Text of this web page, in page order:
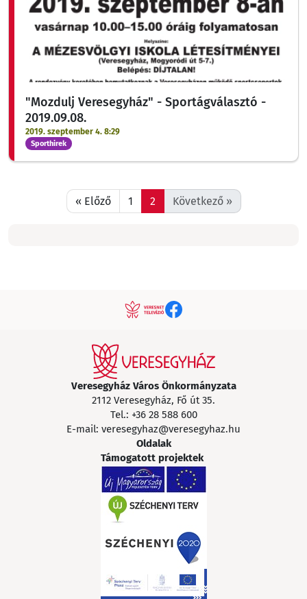
"Mozdulj Veresegyház" - Sportágválasztó -
2019.09.08.
2019. szeptember 4. 8:29
Sporthirek
« Előző 1 2 Következő »
Veresegyház Város Önkormányzata
2112 Veresegyház, Fő út 35.
Tel.: +36 28 588 600
E-mail: veresegyhaz@veresegyhaz.hu
Oldalak
Támogatott projektek